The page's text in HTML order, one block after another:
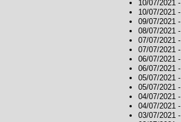
10/07/2021 -
10/07/2021 -
09/07/2021 -
08/07/2021 -
07/07/2021 -
07/07/2021 -
06/07/2021 -
06/07/2021 -
05/07/2021 -
05/07/2021 -
04/07/2021 -
04/07/2021 -
03/07/2021 -